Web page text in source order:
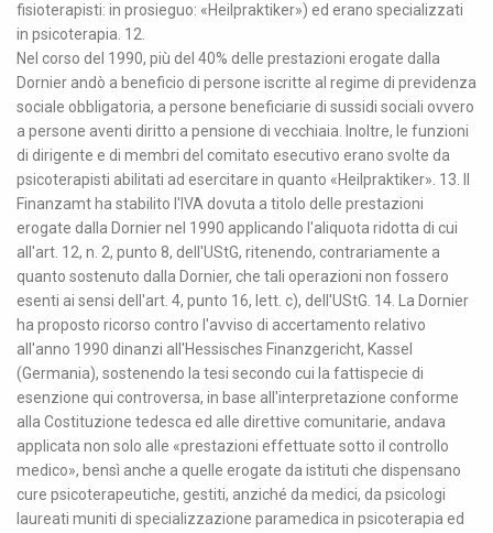
fisioterapisti: in prosieguo: «Heilpraktiker») ed erano specializzati
in psicoterapia. 12.
Nel corso del 1990, più del 40% delle prestazioni erogate dalla
Dornier andò a beneficio di persone iscritte al regime di previdenza
sociale obbligatoria, a persone beneficiarie di sussidi sociali ovvero
a persone aventi diritto a pensione di vecchiaia. Inoltre, le funzioni
di dirigente e di membri del comitato esecutivo erano svolte da
psicoterapisti abilitati ad esercitare in quanto «Heilpraktiker». 13. Il
Finanzamt ha stabilito l'IVA dovuta a titolo delle prestazioni
erogate dalla Dornier nel 1990 applicando l'aliquota ridotta di cui
all'art. 12, n. 2, punto 8, dell'UStG, ritenendo, contrariamente a
quanto sostenuto dalla Dornier, che tali operazioni non fossero
esenti ai sensi dell'art. 4, punto 16, lett. c), dell'UStG. 14. La Dornier
ha proposto ricorso contro l'avviso di accertamento relativo
all'anno 1990 dinanzi all'Hessisches Finanzgericht, Kassel
(Germania), sostenendo la tesi secondo cui la fattispecie di
esenzione qui controversa, in base all'interpretazione conforme
alla Costituzione tedesca ed alle direttive comunitarie, andava
applicata non solo alle «prestazioni effettuate sotto il controllo
medico», bensì anche a quelle erogate da istituti che dispensano
cure psicoterapeutiche, gestiti, anziché da medici, da psicologi
laureati muniti di specializzazione paramedica in psicoterapia ed